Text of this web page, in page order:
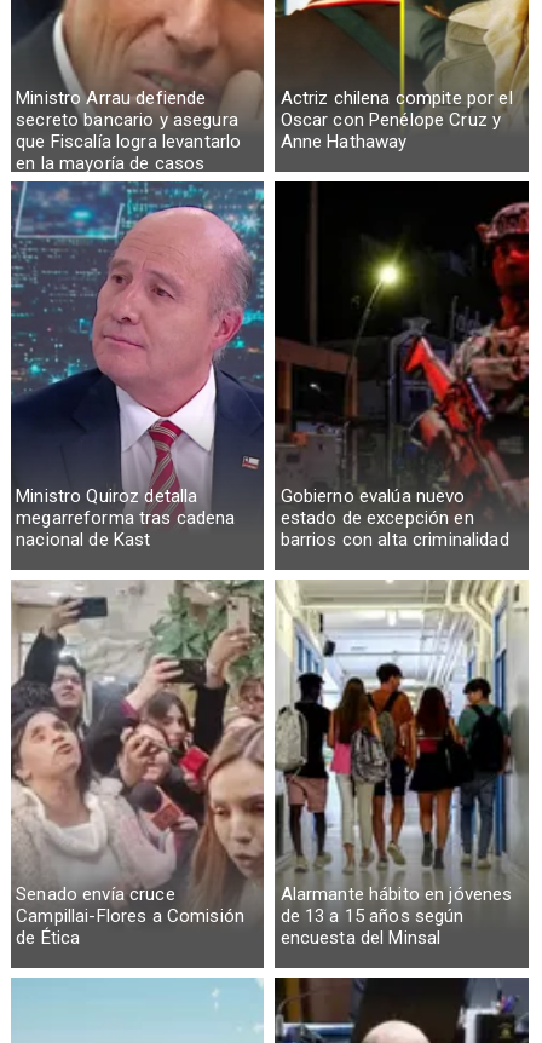
Ministro Arrau defiende
secreto bancario y asegura
que Fiscalía logra levantarlo
en la mayoría de casos
Actriz chilena compite por el
Oscar con Penélope Cruz y
Anne Hathaway
Ministro Quiroz detalla
megarreforma tras cadena
nacional de Kast
Gobierno evalúa nuevo
estado de excepción en
barrios con alta criminalidad
Senado envía cruce
Campillai-Flores a Comisión
de Ética
Alarmante hábito en jóvenes
de 13 a 15 años según
encuesta del Minsal